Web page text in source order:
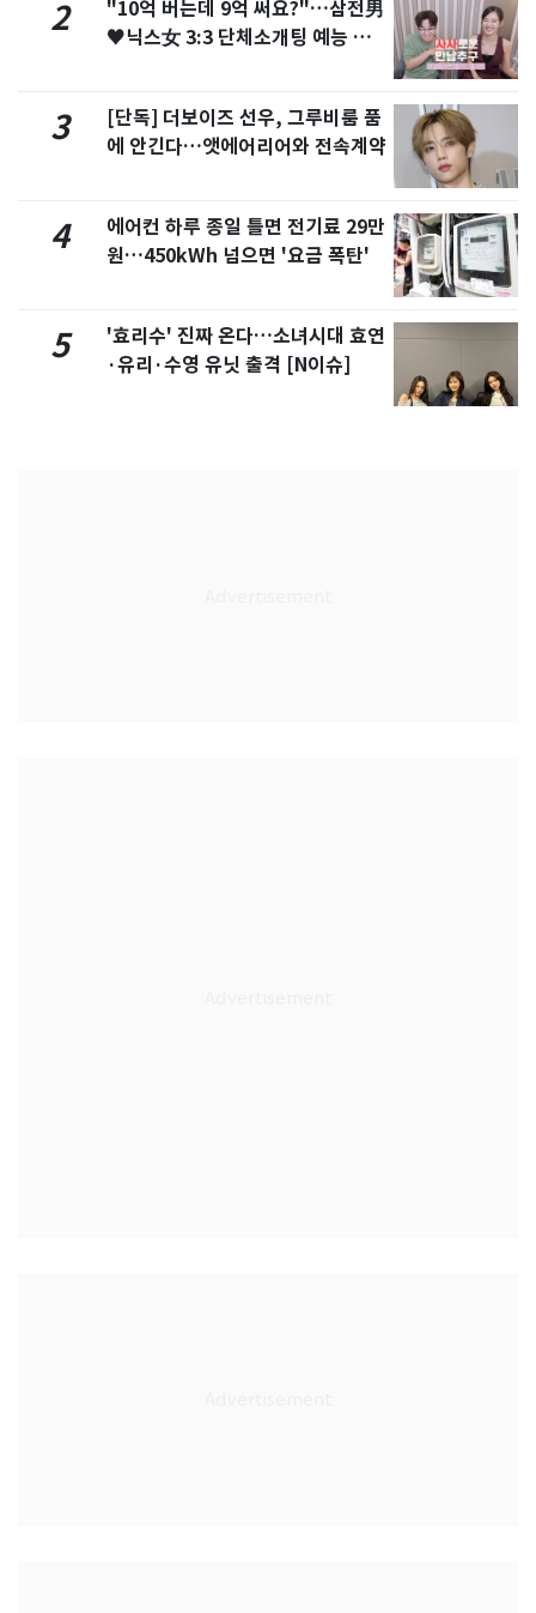
2
"10억 버는데 9억 써요?"…삼전男
♥닉스女 3:3 단체소개팅 예능 화
3
[단독] 더보이즈 선우, 그루비룸 품
에 안긴다…앳에어리어와 전속계약
4
에어컨 하루 종일 틀면 전기료 29만
원…450kWh 넘으면 '요금 폭탄'
5
'효리수' 진짜 온다…소녀시대 효연
·유리·수영 유닛 출격 [N이슈]